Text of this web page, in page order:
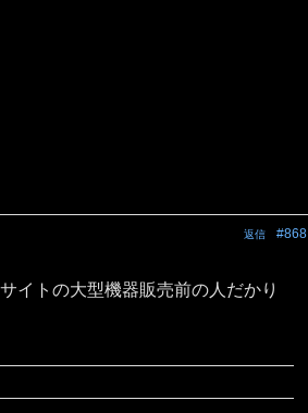
#868
返信
イトの大型機器販売前の人だかり